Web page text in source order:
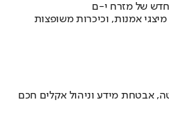
של מזרח י-ם
אמנות, וכיכרות משופצות
אבטחת מידע וניהול אקלים חכם